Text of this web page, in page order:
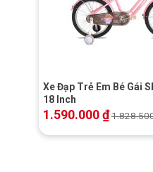
Xe Đạp Trẻ Em Bé Gái
18 Inch
1.590.000₫